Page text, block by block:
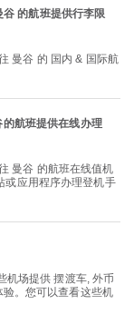
的航班提供行李限
航班提供在线办理
或应用程序办理登机手
机场提供 摆渡车, 外币
。您可以查看这些机